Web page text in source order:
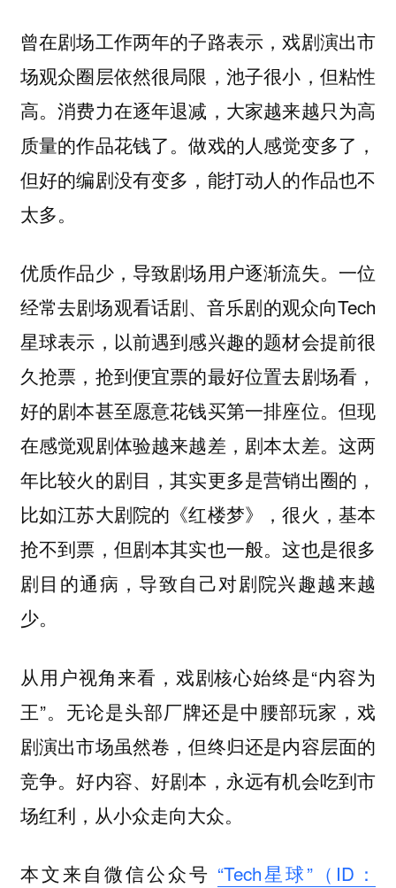
曾在剧场工作两年的子路表示，戏剧演出市
场观众圈层依然很局限，池子很小，但粘性
高。消费力在逐年退减，大家越来越只为高
质量的作品花钱了。做戏的人感觉变多了，
但好的编剧没有变多，能打动人的作品也不
太多。
优质作品少，导致剧场用户逐渐流失。一位
经常去剧场观看话剧、音乐剧的观众向Tech
星球表示，以前遇到感兴趣的题材会提前很
久抢票，抢到便宜票的最好位置去剧场看，
好的剧本甚至愿意花钱买第一排座位。但现
在感觉观剧体验越来越差，剧本太差。这两
年比较火的剧目，其实更多是营销出圈的，
比如江苏大剧院的《红楼梦》，很火，基本
抢不到票，但剧本其实也一般。这也是很多
剧目的通病，导致自己对剧院兴趣越来越
少。
从用户视角来看，戏剧核心始终是“内容为
王”。无论是头部厂牌还是中腰部玩家，戏
剧演出市场虽然卷，但终归还是内容层面的
竞争。好内容、好剧本，永远有机会吃到市
场红利，从小众走向大众。
本文来自微信公众号 “Tech星球”（ID：